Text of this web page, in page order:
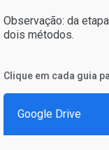
Observação: da
dois métodos.
Clique em cada guia
Google Drive